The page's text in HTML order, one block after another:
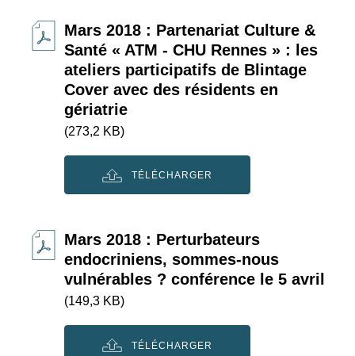
Mars 2018 : Partenariat Culture &
Santé « ATM - CHU Rennes » : les
ateliers participatifs de Blintage
Cover avec des résidents en
gériatrie
(273,2 KB)
TÉLÉCHARGER
Mars 2018 : Perturbateurs
endocriniens, sommes-nous
vulnérables ? conférence le 5 avril
(149,3 KB)
TÉLÉCHARGER